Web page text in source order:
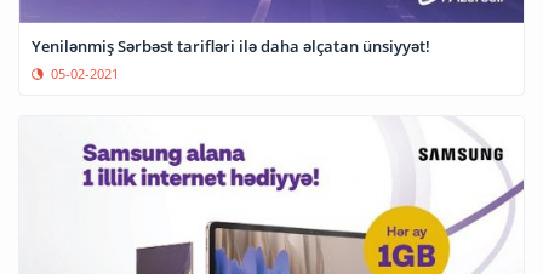
Yenilənmiş Sərbəst tarifləri ilə daha əlçatan ünsiyyət!
05-02-2021